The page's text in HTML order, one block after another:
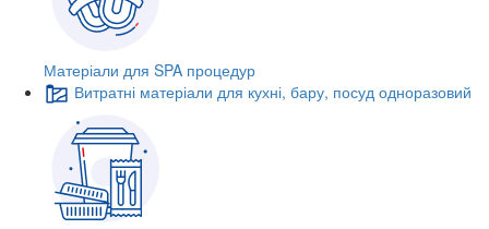
Матеріали для SPA процедур
Витратні матеріали для кухні, бару, посуд одноразовий